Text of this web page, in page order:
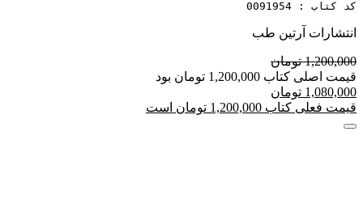
کد کتاب : 0091954
انتشارات آرتین طب
1,200,000 تومان
قیمت اصلی کتاب 1,200,000 تومان بود
1,080,000 تومان
قیمت فعلی کتاب 1,200,000 تومان است